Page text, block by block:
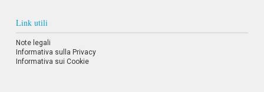
Link utili
Note legali
Informativa sulla Privacy
Informativa sui Cookie